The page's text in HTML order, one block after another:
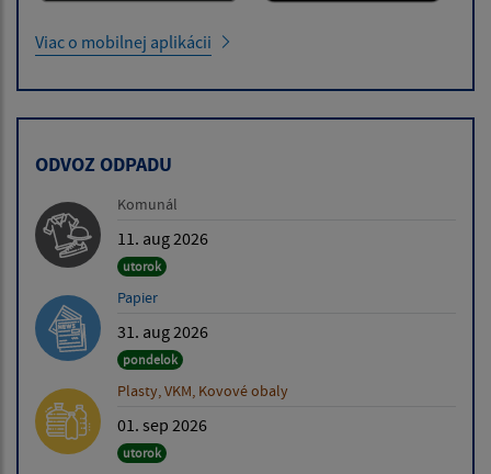
Viac o mobilnej aplikácii
ODVOZ ODPADU
Komunál
11. aug 2026
utorok
Papier
31. aug 2026
pondelok
Plasty, VKM, Kovové obaly
01. sep 2026
utorok